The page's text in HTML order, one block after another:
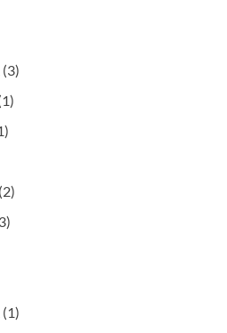
(3)
(2)
(1)